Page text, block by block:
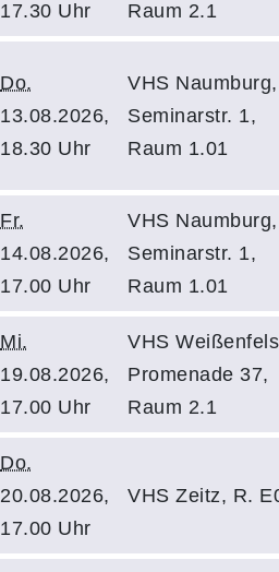
17.30 Uhr
Raum 2.1
Do.
13.08.2026,
18.30 Uhr
VHS Naumburg,
Seminarstr. 1,
Raum 1.01
Fr.
14.08.2026,
17.00 Uhr
VHS Naumburg,
Seminarstr. 1,
Raum 1.01
Mi.
19.08.2026,
17.00 Uhr
VHS
Promenade 37,
Raum 2.1
Do.
20.08.2026,
17.00 Uhr
VHS Zeitz, R.